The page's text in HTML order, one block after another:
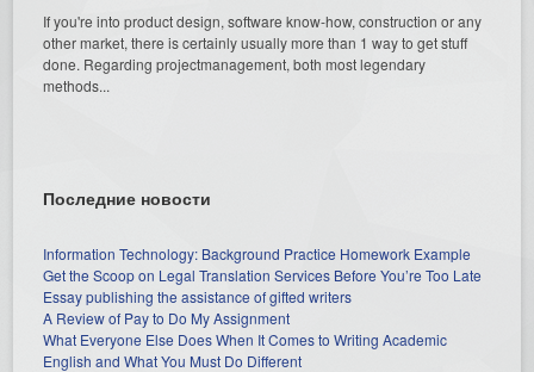
If you're into product design, software know-how, construction or any
other market, there is certainly usually more than 1 way to get stuff
done. Regarding projectmanagement, both most legendary
methods...
Последние новости
Information Technology: Background Practice Homework Example
Get the Scoop on Legal Translation Services Before You’re Too Late
Essay publishing the assistance of gifted writers
A Review of Pay to Do My Assignment
What Everyone Else Does When It Comes to Writing Academic
English and What You Must Do Different